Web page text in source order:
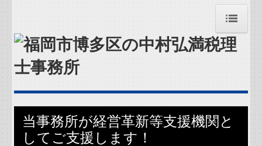
トップページ
お知らせ
事務所紹介
当事務所が経営革新等支援機関と
してご支援します！